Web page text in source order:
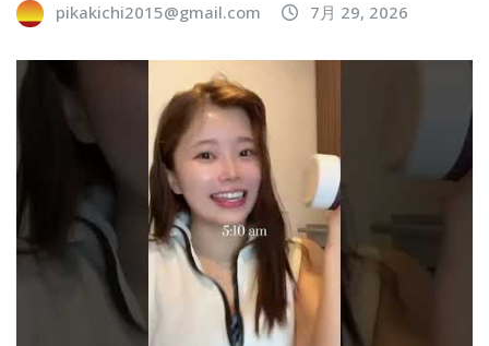
pikakichi2015@gmail.com 7月 29, 2026